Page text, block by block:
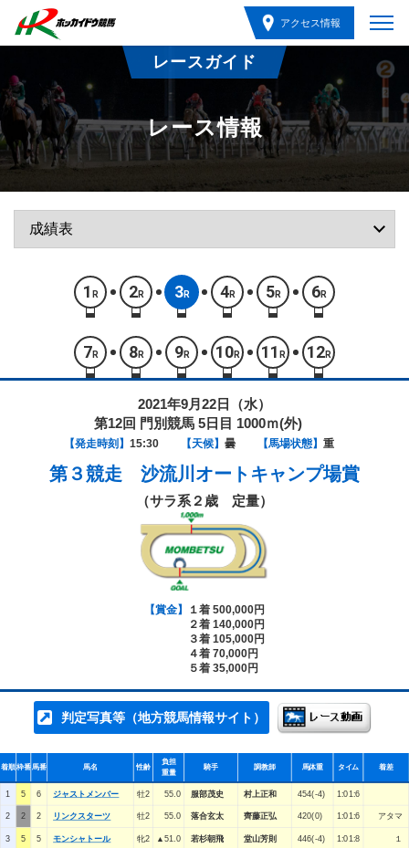
アクセス情報
レースガイド
レース情報
1 R 2R 3R 4R 5R 6R
7 R 8R 9R 10R 11 R 12R
2021年9月22日（水）
第12回 門別競馬 5日目 1000ｍ(外)
【発走時刻】 15:30 【天候】 曇 【馬場状態】 重
第３競走 沙流川オートキャンプ場賞
（サラ系２歳 定量）
【賞金】
１着 500,000円
２着 140,000円
３着 105,000円
４着 70,000円
５着 35,000円
判定写真等（地方競馬情報サイト）
着順枠番馬番 馬名 性齢
負担
重量
騎手 調教師 馬体重 タイム 着差
1 5 6 ジャストメンバー 牡2 55.0 服部茂史 村上正和 454(-4) 1:01:6
2 2 2 リンクスターツ 牡2 55.0 落合玄太 齊藤正弘 420(0) 1:01:6 アタマ
3 5 5 モンシャトール 牝2 ▲51.0 若杉朝飛 堂山芳則 446(-4) 1:01:8 １